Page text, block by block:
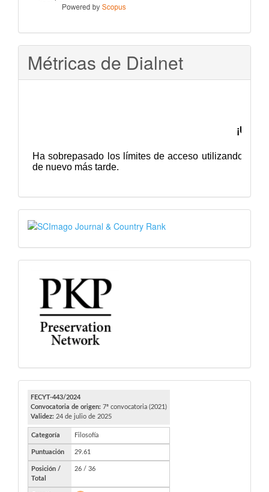
Métricas de Dialnet
SJR
PKP
FECYT